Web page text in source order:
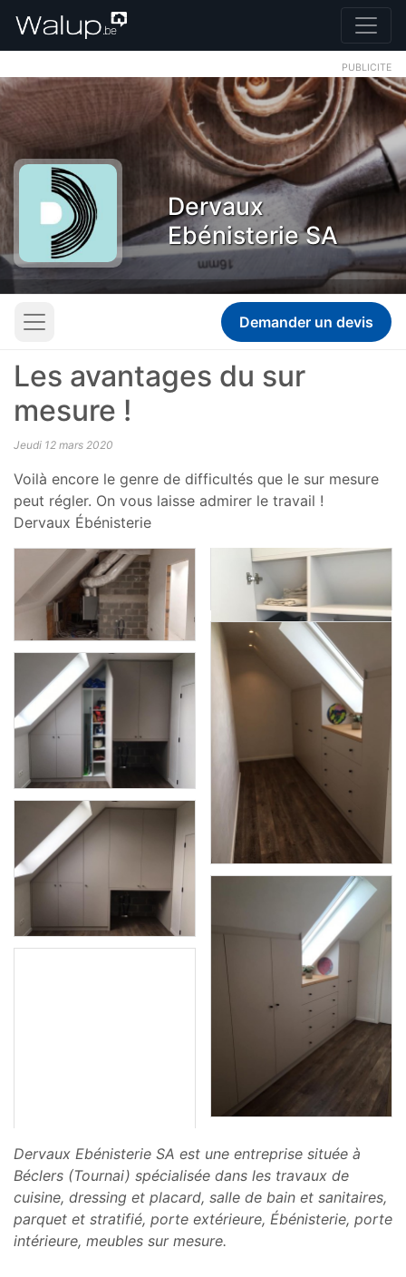
PUBLICITE
Dervaux
Ebénisterie SA
Demander un devis
Les avantages du sur
mesure !
Jeudi 12 mars 2020
Voilà encore le genre de difficultés que le sur mesure
peut régler. On vous laisse admirer le travail !
Dervaux Ébénisterie
Dervaux Ebénisterie SA est une entreprise située à
Béclers (Tournai) spécialisée dans les travaux de
cuisine, dressing et placard, salle de bain et sanitaires,
parquet et stratifié, porte extérieure, Ébénisterie, porte
intérieure, meubles sur mesure.